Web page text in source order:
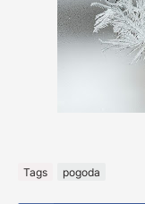
Tags pogoda